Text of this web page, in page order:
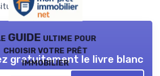
GUIDE ultime pour
choisir votre prêt
immobilier
gratuitement le livre blanc